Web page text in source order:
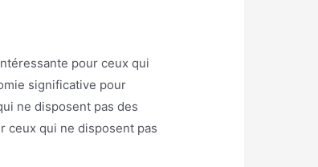
pour ceux qui
significative pour
ne disposent pas des
ceux qui ne disposent pas